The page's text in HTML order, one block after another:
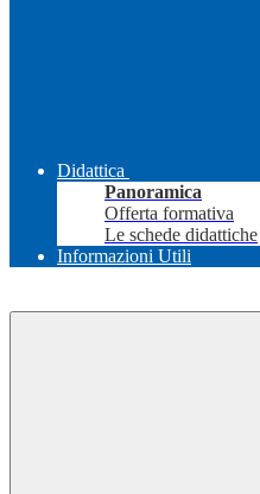
Didattica
Panoramica
Offerta formativa
Le schede didattiche
Informazioni Utili